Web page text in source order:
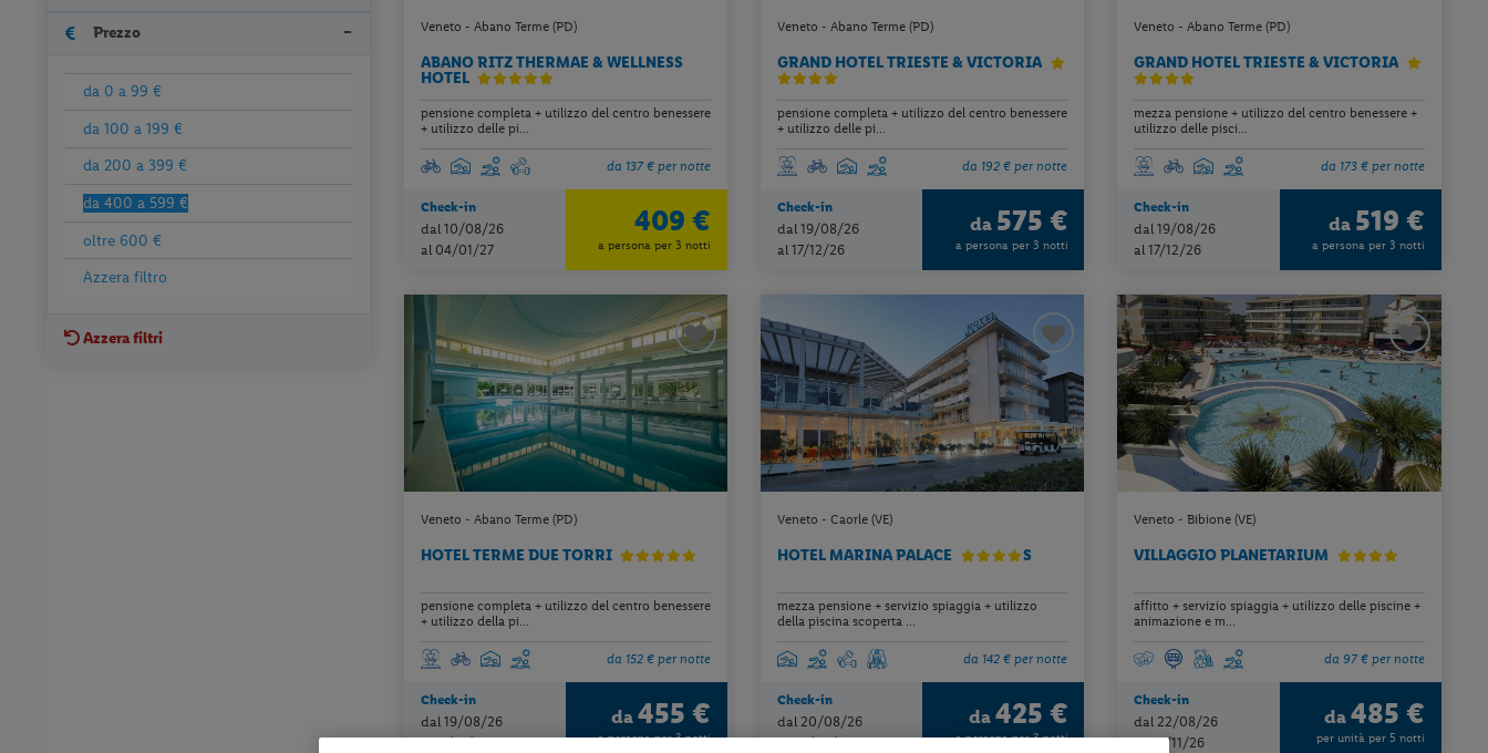
Prezzo
da 0 a 99 €
da 100 a 199 €
da 200 a 399 €
da 400 a 599 €
oltre 600 €
Azzera filtro
Azzera filtri
Veneto - Abano Terme (PD)
ABANO RITZ THERMAE & WELLNESS
HOTEL
pensione completa + utilizzo del centro benessere
+ utilizzo delle pi...
da 137 € per notte
Check-in
dal 10/08/26
al 04/01/27
409 €
a persona per 3 notti
Veneto - Abano Terme (PD)
GRAND HOTEL TRIESTE & VICTORIA
pensione completa + utilizzo del centro benessere
+ utilizzo delle pi...
da 192 € per notte
Check-in
dal 19/08/26
al 17/12/26
da 575 €
a persona per 3 notti
Veneto - Abano Terme (PD)
GRAND HOTEL TRIESTE & VICTORIA
mezza pensione + utilizzo del centro benessere +
utilizzo delle pisci...
da 173 € per notte
Check-in
dal 19/08/26
al 17/12/26
da 519 €
a persona per 3 notti
Veneto - Abano Terme (PD)
HOTEL TERME DUE TORRI
pensione completa + utilizzo del centro benessere
+ utilizzo della pi...
da 152 € per notte
Check-in
dal 19/08/26
al 17/12/26
da455 €
a persona per 3 notti
Veneto - Caorle (VE)
HOTEL MARINA PALACE S
mezza pensione + servizio spiaggia + utilizzo
della piscina scoperta ...
da 142 € per notte
Check-in
dal 20/08/26
al 23/09/26
da 425 €
a persona per 3 notti
Veneto - Bibione (VE)
VILLAGGIO PLANETARIUM
affitto + servizio spiaggia + utilizzo delle piscine +
animazione e m...
da 97 € per notte
Check-in
dal 22/08/26
al 02/11/26
da485 €
per unità per 5 notti